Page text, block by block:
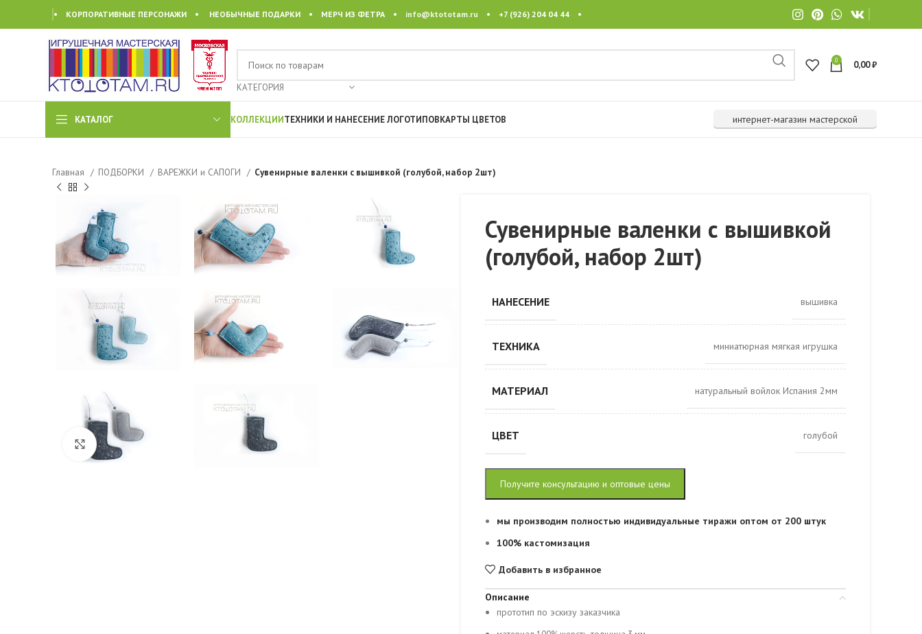
• КОРПОРАТИВНЫЕ ПЕРСОНАЖИ • НЕОБЫЧНЫЕ ПОДАРКИ • МЕРЧ ИЗ ФЕТРА • info@ktototam.ru • +7 (926) 204 04 44 •
КАТЕГОРИЯ
0 0,00₽
КАТАЛОГ КОЛЛЕКЦИИТЕХНИКИ И НАНЕСЕНИЕ ЛОГОТИПОВКАРТЫ ЦВЕТОВ интернет-магазин мастерской
Главная ПОДБОРКИ ВАРЕЖКИ и САПОГИ Сувенирные валенки с вышивкой (голубой, набор 2шт)
Click to enlarge
Сувенирные валенки с вышивкой
(голубой, набор 2шт)
НАНЕСЕНИЕ вышивка
ТЕХНИКА миниатюрная мягкая игрушка
МАТЕРИАЛ натуральный войлок Испания 2мм
ЦВЕТ голубой
Получите консультацию и оптовые цены
мы производим полностью индивидуальные тиражи оптом от 200 штук
100% кастомизация
Добавить в избранное
Описание
прототип по эскизу заказчика